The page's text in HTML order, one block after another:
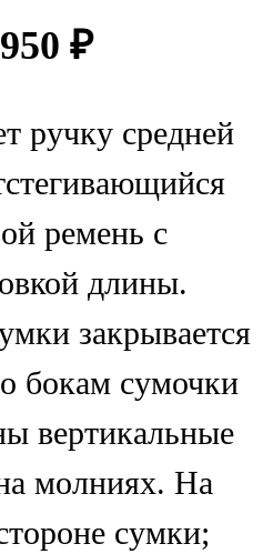
₽
ручку средней
ремень с
длины.
закрывается
бокам сумочки
вертикальные
молниях. На
сумки;